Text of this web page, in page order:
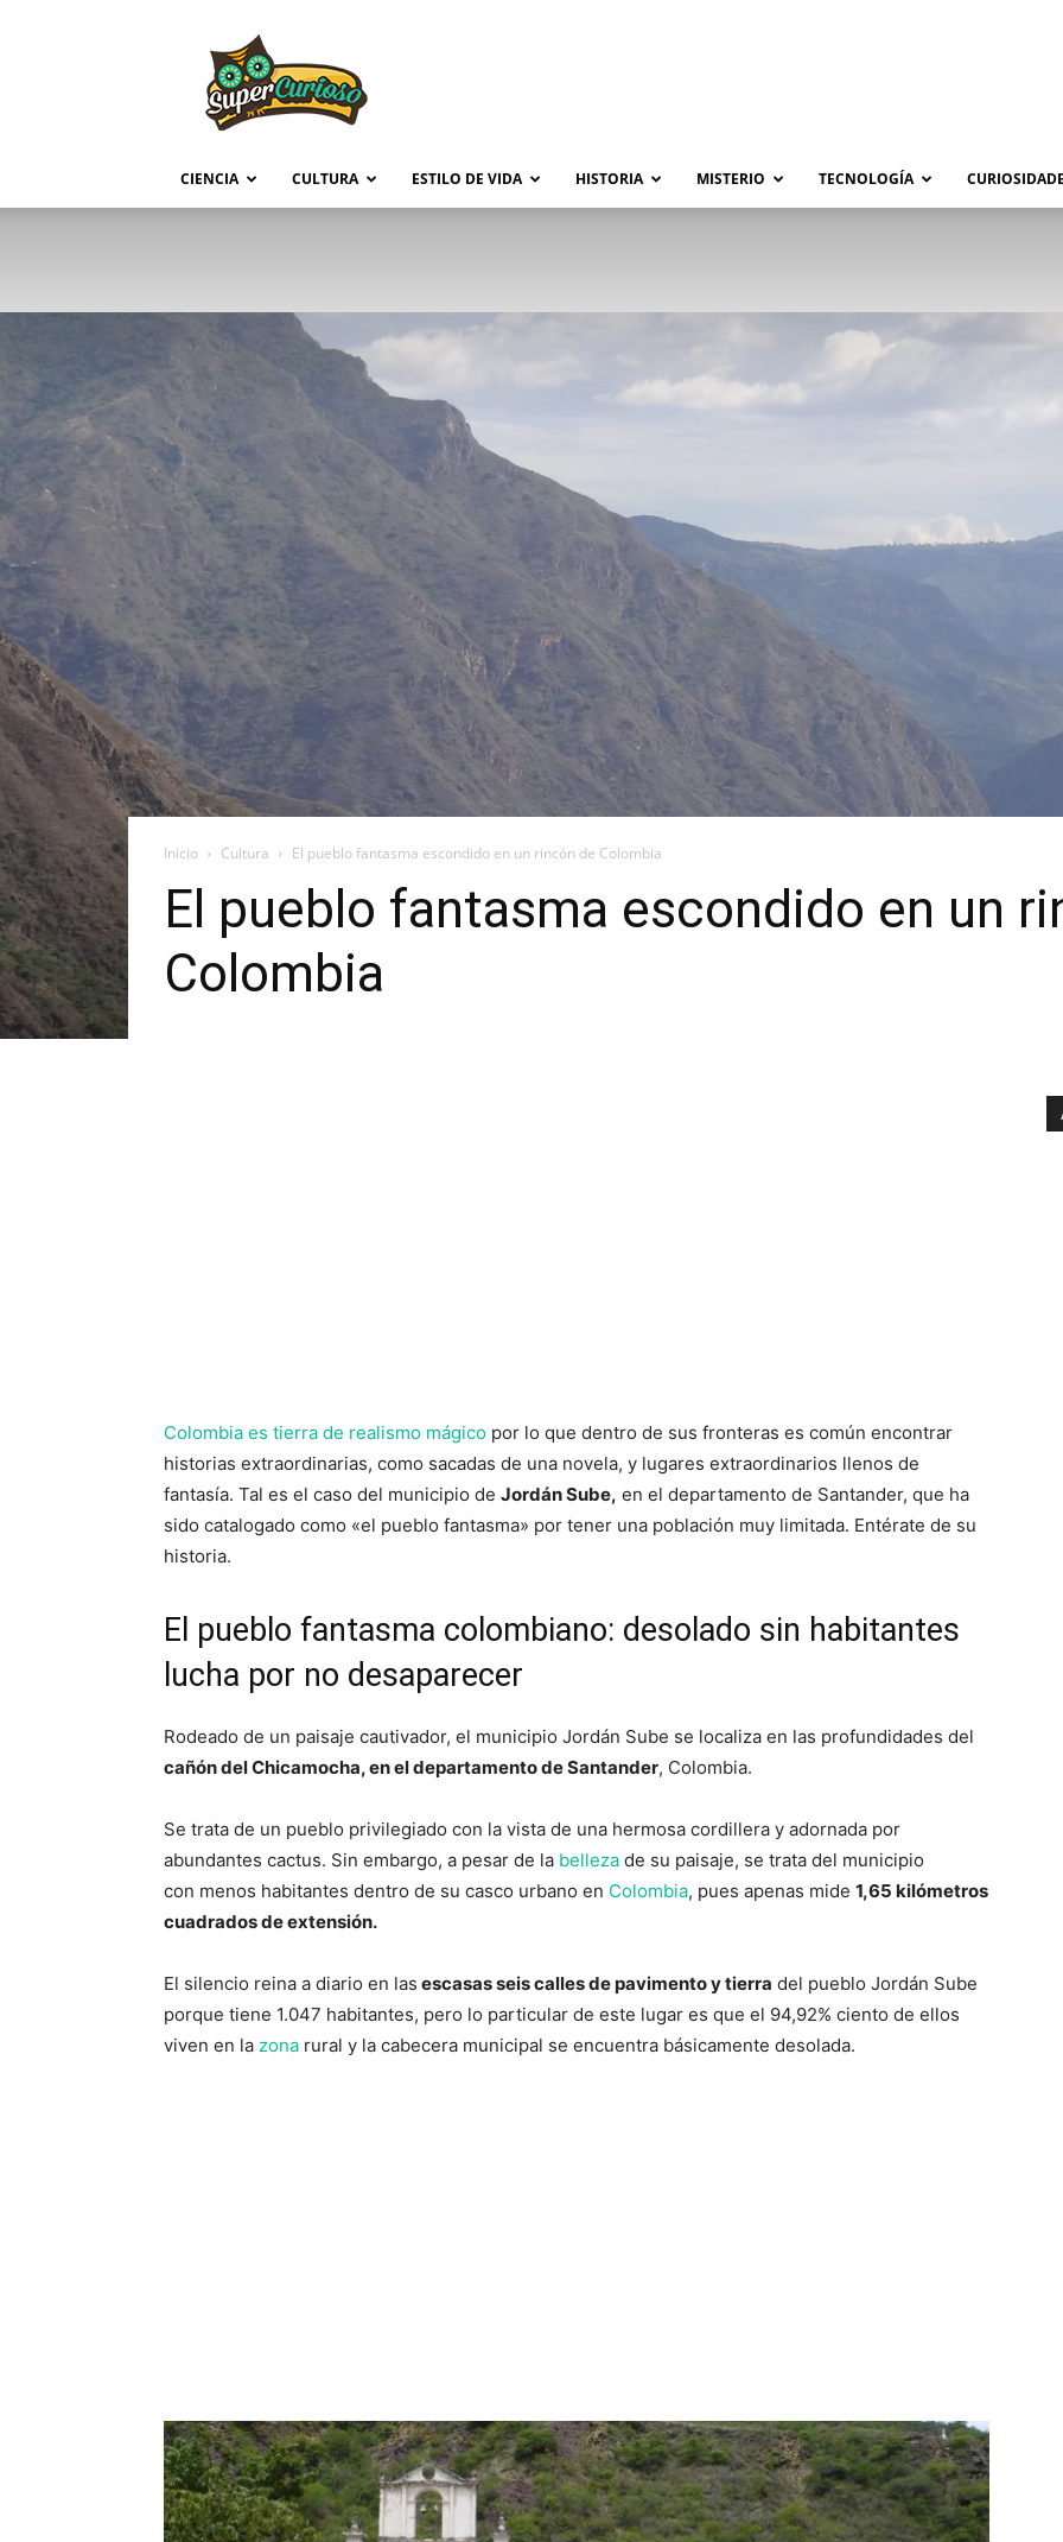
CIENCIA CULTURA ESTILO DE VIDA HISTORIA MISTERIO TECNOLOGÍA
Inicio Cultura El pueblo fantasma escondido en un rincón de Colombia
El pueblo fantasma escondido en un
Colombia
Colombia es tierra de realismo mágico por lo que dentro de sus fronteras es común encontrar
historias extraordinarias, como sacadas de una novela, y lugares extraordinarios llenos de
fantasía. Tal es el caso del municipio de Jordán Sube, en el departamento de Santander, que ha
sido catalogado como «el pueblo fantasma» por tener una población muy limitada. Entérate de su
historia.
El pueblo fantasma colombiano: desolado sin habitantes
lucha por no desaparecer
Rodeado de un paisaje cautivador, el municipio Jordán Sube se localiza en las profundidades del
cañón del Chicamocha, en el departamento de Santander, Colombia.
Se trata de un pueblo privilegiado con la vista de una hermosa cordillera y adornada por
abundantes cactus. Sin embargo, a pesar de la belleza de su paisaje, se trata del municipio
con menos habitantes dentro de su casco urbano en Colombia, pues apenas mide 1,65 kilómetros
cuadrados de extensión.
El silencio reina a diario en las escasas seis calles de pavimento y tierra del pueblo Jordán Sube
porque tiene 1.047 habitantes, pero lo particular de este lugar es que el 94,92% ciento de ellos
viven en la zona rural y la cabecera municipal se encuentra básicamente desolada.